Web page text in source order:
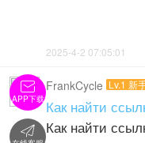
2025-4-2 07:05:01
FrankCycle Lv.1 新
Как найти
Как найти

APP下载
